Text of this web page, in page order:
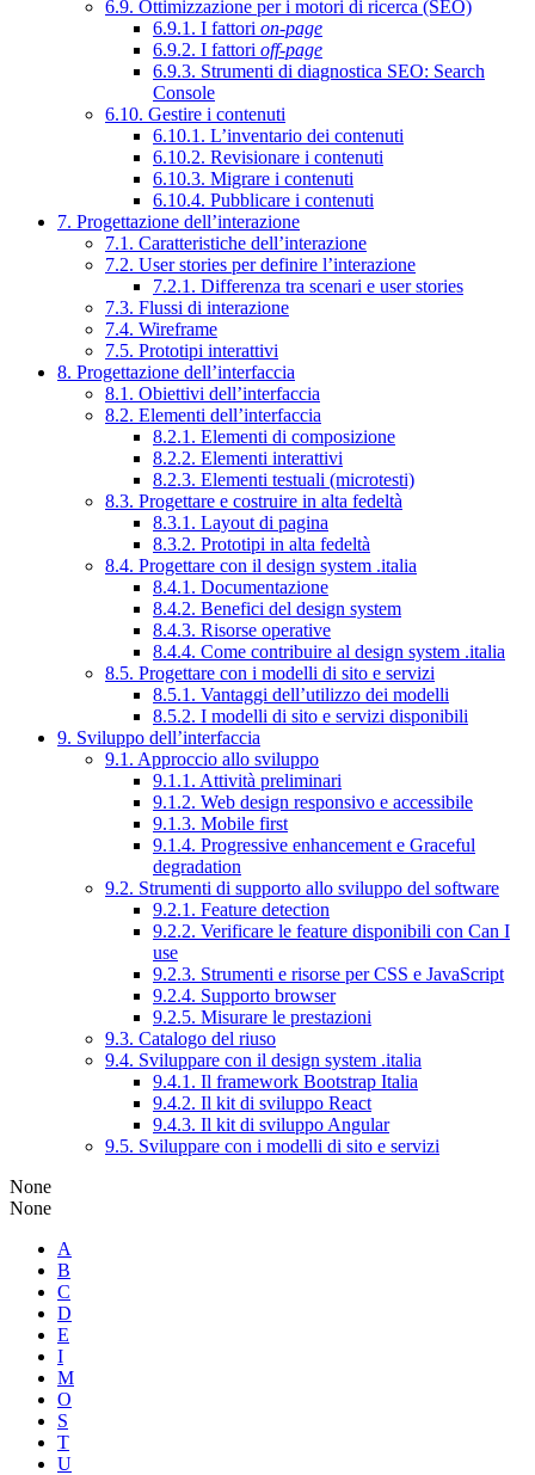
6.9. Ottimizzazione per i motori di ricerca (SEO)
6.9.1. I fattori on-page
6.9.2. I fattori off-page
6.9.3. Strumenti di diagnostica SEO: Search
Console
6.10. Gestire i contenuti
6.10.1. L’inventario dei contenuti
6.10.2. Revisionare i contenuti
6.10.3. Migrare i contenuti
6.10.4. Pubblicare i contenuti
7. Progettazione dell’interazione
7.1. Caratteristiche dell’interazione
7.2. User stories per definire l’interazione
7.2.1. Differenza tra scenari e user stories
7.3. Flussi di interazione
7.4. Wireframe
7.5. Prototipi interattivi
8. Progettazione dell’interfaccia
8.1. Obiettivi dell’interfaccia
8.2. Elementi dell’interfaccia
8.2.1. Elementi di composizione
8.2.2. Elementi interattivi
8.2.3. Elementi testuali (microtesti)
8.3. Progettare e costruire in alta fedeltà
8.3.1. Layout di pagina
8.3.2. Prototipi in alta fedeltà
8.4. Progettare con il design system .italia
8.4.1. Documentazione
8.4.2. Benefici del design system
8.4.3. Risorse operative
8.4.4. Come contribuire al design system .italia
8.5. Progettare con i modelli di sito e servizi
8.5.1. Vantaggi dell’utilizzo dei modelli
8.5.2. I modelli di sito e servizi disponibili
9. Sviluppo dell’interfaccia
9.1. Approccio allo sviluppo
9.1.1. Attività preliminari
9.1.2. Web design responsivo e accessibile
9.1.3. Mobile first
9.1.4. Progressive enhancement e Graceful
degradation
9.2. Strumenti di supporto allo sviluppo del software
9.2.1. Feature detection
9.2.2. Verificare le feature disponibili con Can I
use
9.2.3. Strumenti e risorse per CSS e JavaScript
9.2.4. Supporto browser
9.2.5. Misurare le prestazioni
9.3. Catalogo del riuso
9.4. Sviluppare con il design system .italia
9.4.1. Il framework Bootstrap Italia
9.4.2. Il kit di sviluppo React
9.4.3. Il kit di sviluppo Angular
9.5. Sviluppare con i modelli di sito e servizi
None
None
A
B
C
D
E
I
M
O
S
T
U